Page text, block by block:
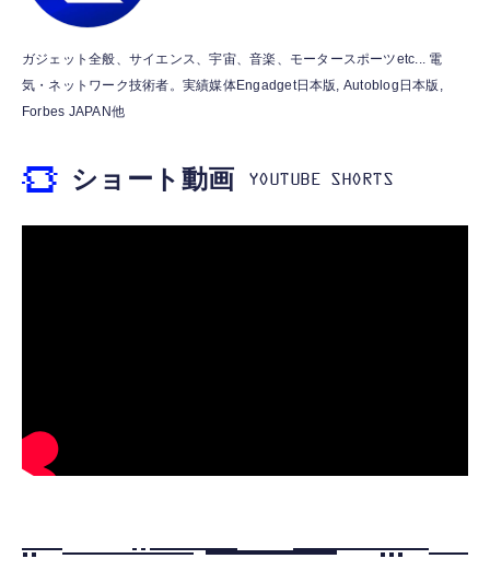
【HIFI音質】iphone イヤホンジャック ライ
トニング イヤホン 変換 MFI認証 4極 内蔵
寝ホン 睡眠用イヤホン 寝ながら 痛くない 超
霊界コミュニケーションロボット BAKETAN
【ペットロボット 】lopeto AI robot チャー
ジングベース付き ロペット 充電ベース付き
ガジェット全般、サイエンス、宇宙、音楽、モータースポーツetc... 電
気・ネットワーク技術者。実績媒体Engadget日本版, Autoblog日本版,
Forbes JAPAN他
ショート動画